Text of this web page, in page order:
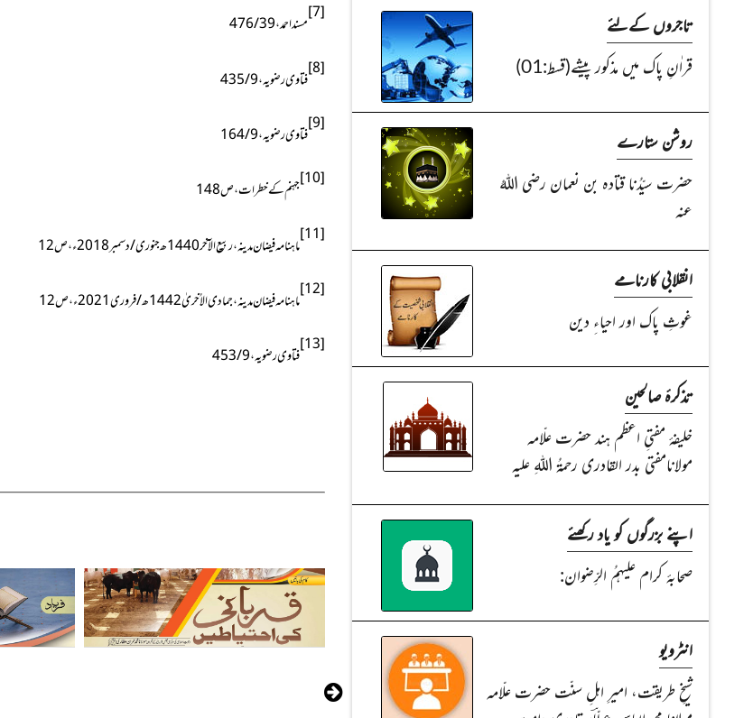
[7] مسنداحمد ، 39 / 476
[8] فتاوی رضویہ ، 9 / 435
[9] فتاوی رضویہ ، 9 / 164
[10]
جہنم کے خطرات ، ص148
[11]
ماہنامہ فیضان مدینہ ، ربیع الآخر 1440ھ جنوری / دسمبر 2018ء ، ص12
[12]
ماہنامہ فیضان مدینہ ، جمادی الاُخریٰ 1442ھ / فروری 2021ء ، ص12
[13]
فتاوی رضویہ ، 9 / 453
تاجروں کےلئے
قراٰنِ پاک میں مذکور پیشے(قسط:01)
روشن ستارے
حضرت سیّدُنا قتادہ بن نعمان رضی اللہُ
عنہ
انقلابی کارنامے
غوثِ پاک اور احیاءِ دین
تذکرۂ صالحین
خلیفۂ مفتیِ اعظم ہند حضرت علّامہ
مولانامفتی بدر القادری رحمۃُ اللہِ علیہ
اپنے بزرگوں کو یاد رکھئے
صحابۂ کرام علیہمُ الرِّضوان:
انٹرویو
شیخِ طریقت، امیرِ اہلِ سنّت حضرت علّامہ